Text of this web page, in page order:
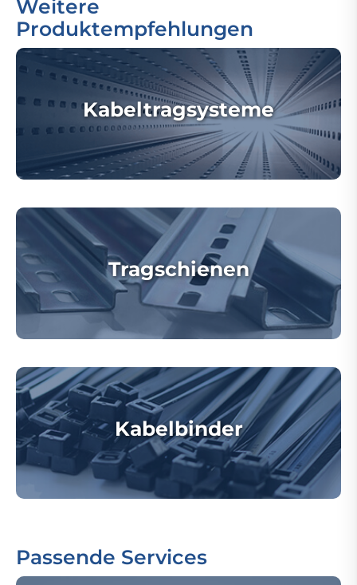
Weitere
Produktempfehlungen
Kabeltragsysteme
Tragschienen
Kabelbinder
Passende Services